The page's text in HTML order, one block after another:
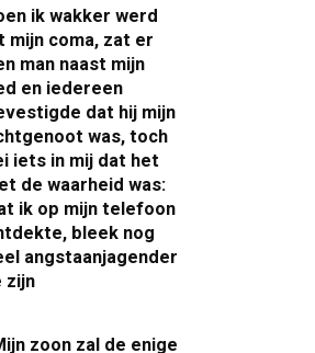
ik wakker werd
mijn coma, zat er
man naast mijn
en iedereen
dat hij mijn
was, toch
iets in mij dat het
de waarheid was:
ik op mijn telefoon
bleek nog
angstaanjagender
zijn
zoon zal de enige